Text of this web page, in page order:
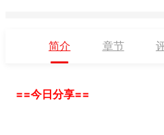
简介 章节
==今日分享==